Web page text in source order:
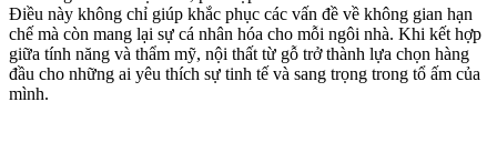
Điều này không chỉ giúp khắc phục các vấn đề về không gian hạn
chế mà còn mang lại sự cá nhân hóa cho mỗi ngôi nhà. Khi kết hợp
giữa tính năng và thẩm mỹ, nội thất từ gỗ trở thành lựa chọn hàng
đầu cho những ai yêu thích sự tinh tế và sang trọng trong tổ ấm của
mình.